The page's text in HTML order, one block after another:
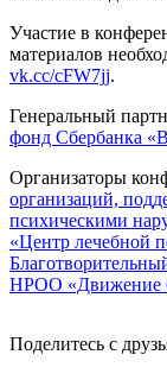
Участие в
материалов
vk.cc/cFW7jj.
Генеральный
фонд Сбербанка
Организаторы
организаций,
психическими
«Центр лечебной
НРОО «Движение
Поделитесь с